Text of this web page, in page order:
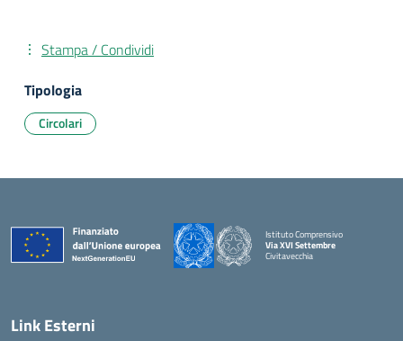
Stampa / Condividi
Tipologia
Circolari
Istituto Comprensivo
Via XVI Settembre
Civitavecchia
Link Esterni